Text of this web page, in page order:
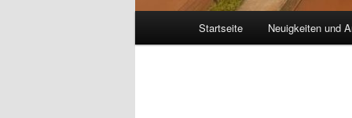
Startseite Neuigkeiten und